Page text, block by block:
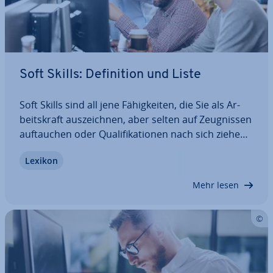
Soft Skills: De­fi­ni­ti­on und Liste
Soft Skills sind all jene Fä­hig­kei­ten, die Sie als Ar­
beits­kraft aus­zeich­nen, aber selten auf Zeug­nis­sen
auf­tau­chen oder Qua­li­fi­ka­tio­nen nach sich ziehen.
wichtige Fragen relevant: Wie gut können Sie mit
Lexikon
Mehr lesen